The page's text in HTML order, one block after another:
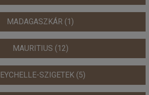
MADAGASZKÁR (1)
MAURITIUS (12)
SZIGETEK (5)